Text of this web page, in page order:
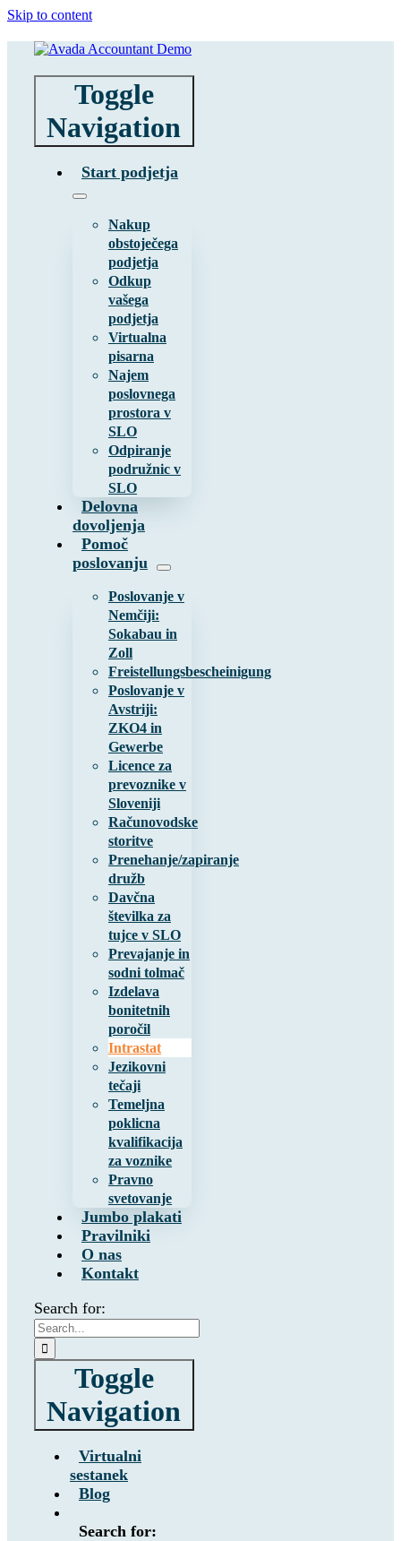
Skip to content
Toggle
Navigation
Start podjetja
Nakup
obstoječega
podjetja
Odkup
vašega
podjetja
Virtualna
pisarna
Najem
poslovnega
prostora v
SLO
Odpiranje
podružnic v
SLO
Delovna
dovoljenja
Pomoč
poslovanju
Poslovanje v
Nemčiji:
Sokabau in
Zoll
Freistellungsbescheinigung
Poslovanje v
Avstriji:
ZKO4 in
Gewerbe
Licence za
prevoznike v
Sloveniji
Računovodske
storitve
Prenehanje/zapiranje
družb
Davčna
številka za
tujce v SLO
Prevajanje in
sodni tolmač
Izdelava
bonitetnih
poročil
Intrastat
Jezikovni
tečaji
Temeljna
poklicna
kvalifikacija
za voznike
Pravno
svetovanje
Jumbo plakati
Pravilniki
O nas
Kontakt
Search for:
Toggle
Navigation
Virtualni
sestanek
Blog
Search for: